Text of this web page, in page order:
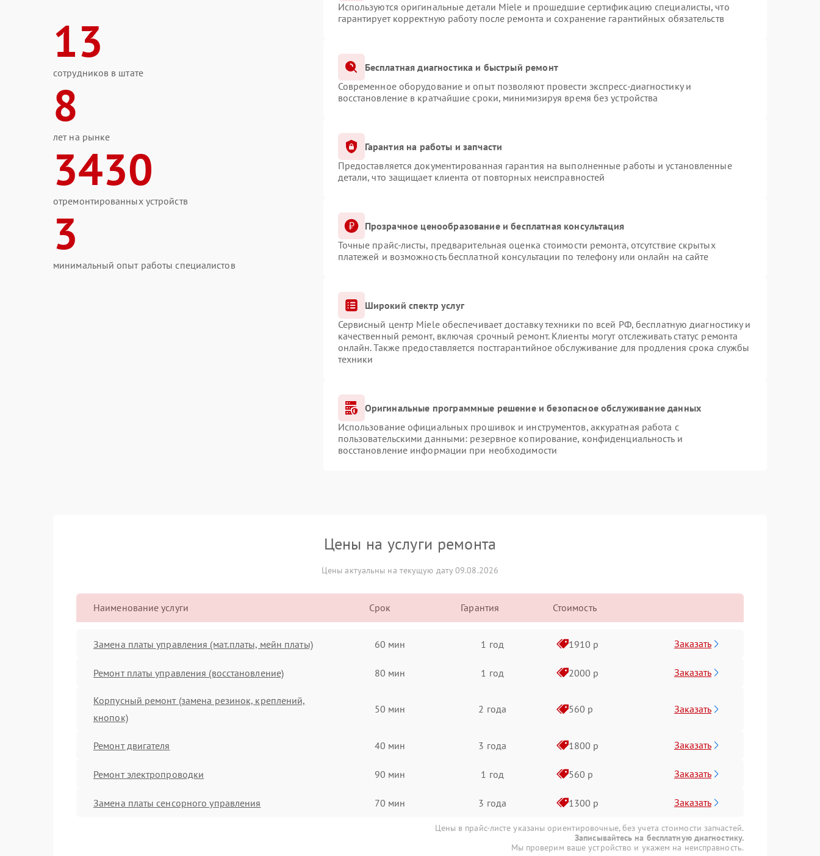
13
сотрудников в штате
8
лет на рынке
3430
отремонтированных устройств
3
минимальный опыт работы специалистов
Используются оригинальные детали Miele и прошедшие сертификацию специалисты, что
гарантирует корректную работу после ремонта и сохранение гарантийных обязательств
Бесплатная диагностика и быстрый ремонт
Современное оборудование и опыт позволяют провести экспресс-диагностику и
восстановление в кратчайшие сроки, минимизируя время без устройства
Гарантия на работы и запчасти
Предоставляется документированная гарантия на выполненные работы и установленные
детали, что защищает клиента от повторных неисправностей
Прозрачное ценообразование и бесплатная консультация
Точные прайс-листы, предварительная оценка стоимости ремонта, отсутствие скрытых
платежей и возможность бесплатной консультации по телефону или онлайн на сайте
Широкий спектр услуг
Сервисный центр Miele обеспечивает доставку техники по всей РФ, бесплатную диагностику и
качественный ремонт, включая срочный ремонт. Клиенты могут отслеживать статус ремонта
онлайн. Также предоставляется постгарантийное обслуживание для продления срока службы
техники
Оригинальные программные решение и безопасное обслуживание данных
Использование официальных прошивок и инструментов, аккуратная работа с
пользовательскими данными: резервное копирование, конфиденциальность и
восстановление информации при необходимости
Цены на услуги ремонта
Цены актуальны на текущую дату 09.08.2026
Наименование услуги Срок Гарантия Стоимость
Замена платы управления (мат.платы, мейн платы) 60 мин 1 год 1910 р Заказать
Ремонт платы управления (восстановление) 80 мин 1 год 2000 р Заказать
Корпусный ремонт (замена резинок, креплений,
кнопок)
50 мин 2 года 560 р Заказать
Ремонт двигателя 40 мин 3 года 1800 р Заказать
Ремонт электропроводки 90 мин 1 год 560 р Заказать
Замена платы сенсорного управления 70 мин 3 года 1300 р Заказать
Цены в прайс-листе указаны ориентировочные, без учета стоимости запчастей.
Записывайтесь на бесплатную диагностику.
Мы проверим ваше устройство и укажем на неисправность.